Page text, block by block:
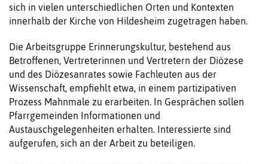
sich in vielen unterschiedlichen Orten und Kontexten
innerhalb der Kirche von Hildesheim zugetragen haben.
Die Arbeitsgruppe Erinnerungskultur, bestehend aus
Betroffenen, Vertreterinnen und Vertretern der Diözese
und des Diözesanrates sowie Fachleuten aus der
Wissenschaft, empfiehlt etwa, in einem partizipativen
Prozess Mahnmale zu erarbeiten. In Gesprächen sollen
Pfarrgemeinden Informationen und
Austauschgelegenheiten erhalten. Interessierte sind
aufgerufen, sich an der Arbeit zu beteiligen.